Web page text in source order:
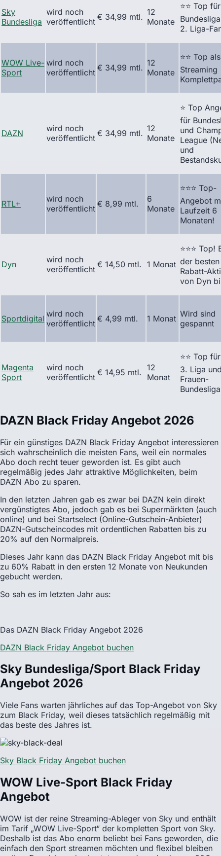
Sky
Bundesliga
wird noch
veröffentlicht € 34,99 mtl. 12
Monate
⭐⭐ Top für
2. Liga-
WOW Live-
Sport
wird noch
veröffentlicht € 34,99 mtl. 12
Monate
⭐⭐ Top als
Streaming
DAZN
wird noch
veröffentlicht € 34,99 mtl. 12
Monate
⭐ Top
für
und
League
und
RTL+
wird noch
veröffentlicht € 8,99 mtl.
6
Monate
⭐⭐⭐ Top-
Angebot
Laufzeit 6
Monaten!
Dyn
wird noch
veröffentlicht € 14,50 mtl. 1 Monat
⭐⭐⭐ Top!
der besten
Rabatt-
von Dyn
Sportdigital wird noch
veröffentlicht € 4,99 mtl. 1 Monat Wird sind
gespannt
Magenta
Sport
wird noch
veröffentlicht € 14,95 mtl. 12
Monat
⭐⭐ Top
3. Liga
Frauen-
Bundesliga
DAZN Black Friday Angebot 2026
Für ein günstiges DAZN Black Friday Angebot interessieren
sich wahrscheinlich die meisten Fans, weil ein normales
Abo doch recht teuer geworden ist. Es gibt auch
regelmäßig jedes Jahr attraktive Möglichkeiten, beim
DAZN Abo zu sparen.
In den letzten Jahren gab es zwar bei DAZN kein direkt
vergünstigtes Abo, jedoch gab es bei Supermärkten (auch
online) und bei Startselect (Online-Gutschein-Anbieter)
DAZN-Gutscheincodes mit ordentlichen Rabatten bis zu
20% auf den Normalpreis.
Dieses Jahr kann das DAZN Black Friday Angebot mit bis
zu 60% Rabatt in den ersten 12 Monate von Neukunden
gebucht werden.
So sah es im letzten Jahr aus:
Das DAZN Black Friday Angebot 2026
DAZN Black Friday Angebot buchen
Sky Bundesliga/Sport Black Friday
Angebot 2026
Viele Fans warten jährliches auf das Top-Angebot von Sky
zum Black Friday, weil dieses tatsächlich regelmäßig mit
das beste des Jahres ist.
Sky Black Friday Angebot buchen
WOW Live-Sport Black Friday
Angebot
WOW ist der reine Streaming-Ableger von Sky und enthält
im Tarif „WOW Live-Sport“ der kompletten Sport von Sky.
Deshalb ist das Abo enorm beliebt bei Fans geworden, die
einfach den Sport streamen möchten und flexibel bleiben